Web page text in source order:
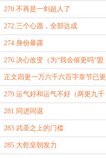
270.不再是一剑超人了
272.三个心愿，全部达成
274.身份暴露
276.决心改变（为“我会催更吗”盟
加更）
正文四更一万六千六百字章节已更
新
279.运气好和运气不好（两更九千
字）
281.同进同退
283.武圣之上的门槛
285.大乾皇朝发力